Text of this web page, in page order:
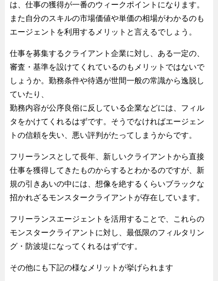
は、仕事の獲得が一番のウィークポイントになります。
また自分のスキルの市場価値や単価の相場がわかるのも
エージェントを利用するメリットと言えるでしょう。
仕事を募集するクライアント企業に対し、ある一定の、
審査・基準を設けてくれているのもメリットではないで
しょうか。勤務条件や待遇が世間一般の常識から逸脱し
ていたり、
勤務内容が公序良俗に反している企業などには、フィル
タをかけてくれるはずです。そうでなければエージェン
トの信頼を失い、悪い評判がたってしまうからです。
フリーランスとして長年、新しいクライアントから直接
仕事を獲得してきたものからするとわかるのですが、新
規の引きあいの中には、想像を絶するくらいブラックな
招かれざるモンスタークライアントが存在しています。
フリーランスエージェントを活用することで、これらの
モンスタークライアントに対し、最低限のフィルタリン
グ・防波堤になってくれるはずです。
その他にも下記の様なメリットが挙げられます